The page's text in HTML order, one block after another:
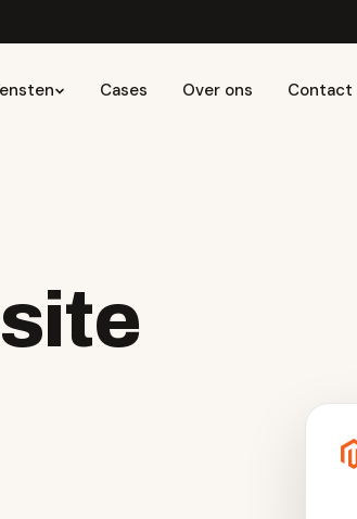
Cases Over ons Contact